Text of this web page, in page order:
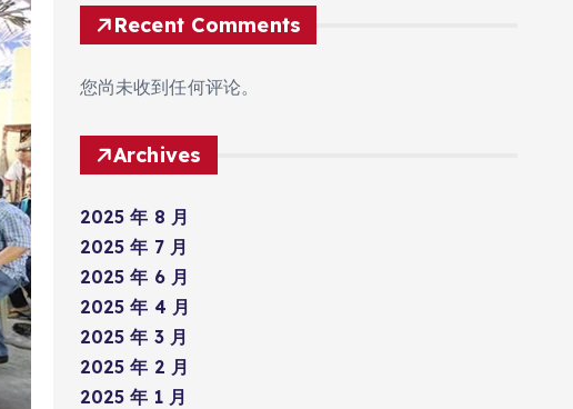
Recent Comments
您尚未收到任何评论。
Archives
2025 年 8 月
2025 年 7 月
2025 年 6 月
2025 年 4 月
2025 年 3 月
2025 年 2 月
2025 年 1 月